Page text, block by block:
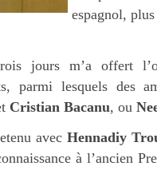
espagnol,
jours m’a offert
parmi lesquels des
Cristian Bacanu, ou
avec Hennadiy
à l’ancien